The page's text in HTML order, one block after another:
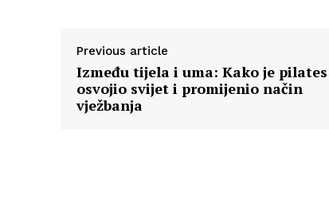
Previous article
Između tijela i uma: Kako je pilates
osvojio svijet i promijenio način
vježbanja